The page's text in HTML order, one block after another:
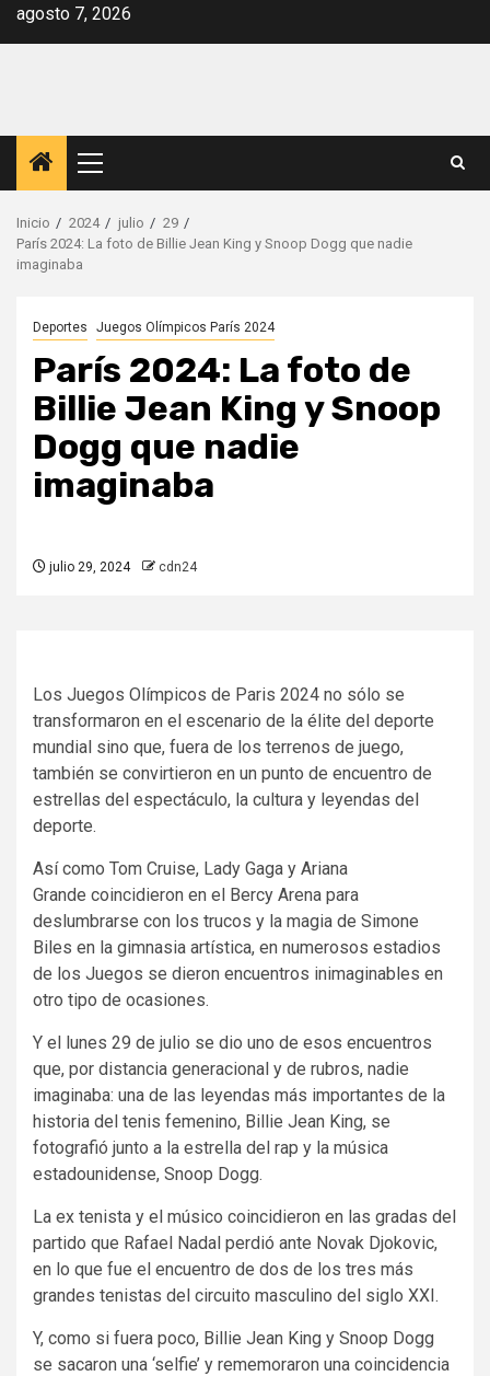
Saltar
agosto 7, 2026
Menú
principal
Inicio 2024 julio
29
París 2024: La foto de Billie Jean King y Snoop Dogg que nadie
imaginaba
Deportes Juegos Olímpicos París 2024
París 2024: La foto de
Billie Jean King y Snoop
Dogg que nadie
imaginaba
julio 29, 2024 cdn24
Los Juegos Olímpicos de Paris 2024 no sólo se
transformaron en el escenario de la élite del deporte
mundial sino que, fuera de los terrenos de juego,
también se convirtieron en un punto de encuentro de
estrellas del espectáculo, la cultura y leyendas del
deporte.
Así como Tom Cruise, Lady Gaga y Ariana
Grande coincidieron en el Bercy Arena para
deslumbrarse con los trucos y la magia de Simone
Biles en la gimnasia artística, en numerosos estadios
de los Juegos se dieron encuentros inimaginables en
otro tipo de ocasiones.
Y el lunes 29 de julio se dio uno de esos encuentros
que, por distancia generacional y de rubros, nadie
imaginaba: una de las leyendas más importantes de la
historia del tenis femenino, Billie Jean King, se
fotografió junto a la estrella del rap y la música
estadounidense, Snoop Dogg.
La ex tenista y el músico coincidieron en las gradas del
partido que Rafael Nadal perdió ante Novak Djokovic,
en lo que fue el encuentro de dos de los tres más
grandes tenistas del circuito masculino del siglo XXI.
Y, como si fuera poco, Billie Jean King y Snoop Dogg
se sacaron una ‘selfie’ y rememoraron una coincidencia